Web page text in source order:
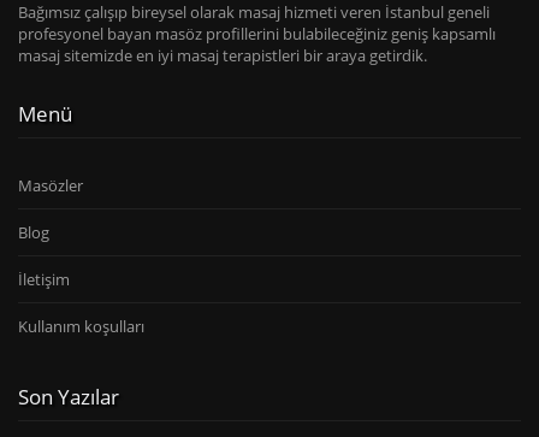
Bağımsız çalışıp bireysel olarak masaj hizmeti veren İstanbul geneli
profesyonel bayan masöz profillerini bulabileceğiniz geniş kapsamlı
masaj sitemizde en iyi masaj terapistleri bir araya getirdik.
Menü
Masözler
Blog
İletişim
Kullanım koşulları
Son Yazılar